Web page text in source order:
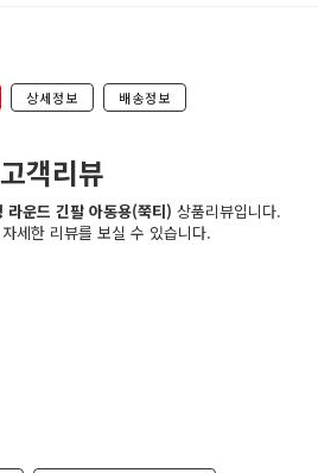
상세정보 배송정보
고객리뷰
라운드 긴팔 아동용(쭉티) 상품리뷰입니다.
세한 리뷰를 보실 수 있습니다.